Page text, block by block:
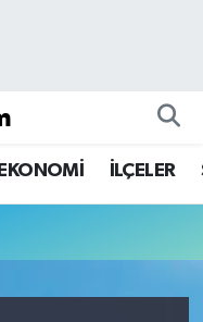
EKONOMİ İLÇELER